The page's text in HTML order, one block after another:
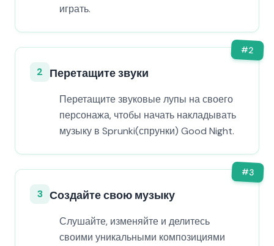
играть.
#2
2 Перетащите звуки
Перетащите звуковые лупы на своего
персонажа, чтобы начать накладывать
музыку в Sprunki(спрунки) Good Night.
#3
3 Создайте свою музыку
Слушайте, изменяйте и делитесь
своими уникальными композициями